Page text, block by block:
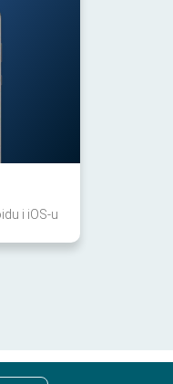
i iOS-u